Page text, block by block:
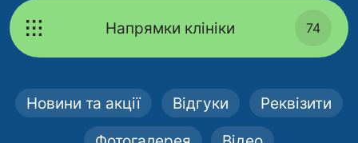
Напрямки клініки 74
Новини та акції Відгуки Реквізити